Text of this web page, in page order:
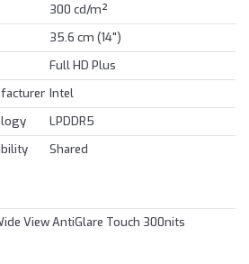
300 cd/m²
35.6 cm (14")
Full HD Plus
Intel
LPDDR5
Shared
View AntiGlare Touch 300nits